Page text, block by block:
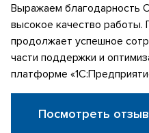
Выражаем благодарность
высокое качество работы.
продолжает успешное
части поддержки и
платформе
Посмотреть